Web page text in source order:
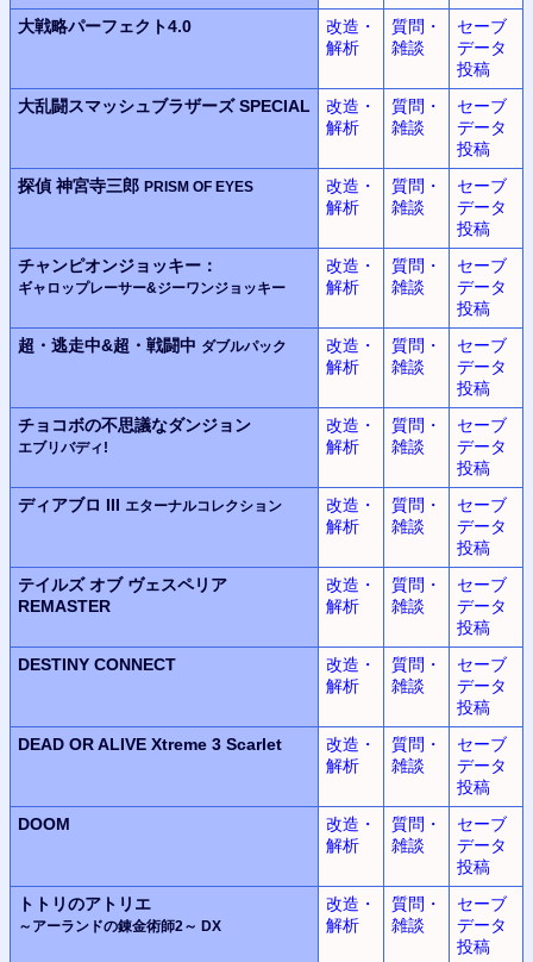
大戦略パーフェクト4.0
改造・
解析
質問・
雑談
セーブ
データ
投稿
大乱闘スマッシュブラザーズ SPECIAL
改造・
解析
質問・
雑談
セーブ
データ
投稿
探偵 神宮寺三郎 PRISM OF EYES
改造・
解析
質問・
雑談
セーブ
データ
投稿
チャンピオンジョッキー：
ギャロップレーサー&ジーワンジョッキー
改造・
解析
質問・
雑談
セーブ
データ
投稿
超・逃走中&超・戦闘中 ダブルパック
改造・
解析
質問・
雑談
セーブ
データ
投稿
チョコボの不思議なダンジョン
エブリバディ!
改造・
解析
質問・
雑談
セーブ
データ
投稿
ディアブロ III エターナルコレクション
改造・
解析
質問・
雑談
セーブ
データ
投稿
テイルズ オブ ヴェスペリア
REMASTER
改造・
解析
質問・
雑談
セーブ
データ
投稿
DESTINY CONNECT
改造・
解析
質問・
雑談
セーブ
データ
投稿
DEAD OR ALIVE Xtreme 3 Scarlet
改造・
解析
質問・
雑談
セーブ
データ
投稿
DOOM
改造・
解析
質問・
雑談
セーブ
データ
投稿
トトリのアトリエ
～アーランドの錬金術師2～ DX
改造・
解析
質問・
雑談
セーブ
データ
投稿